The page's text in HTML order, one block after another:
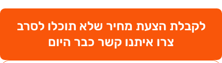
לקבלת הצעת מחיר שלא תוכלו לסרב
צרו איתנו קשר כבר היום